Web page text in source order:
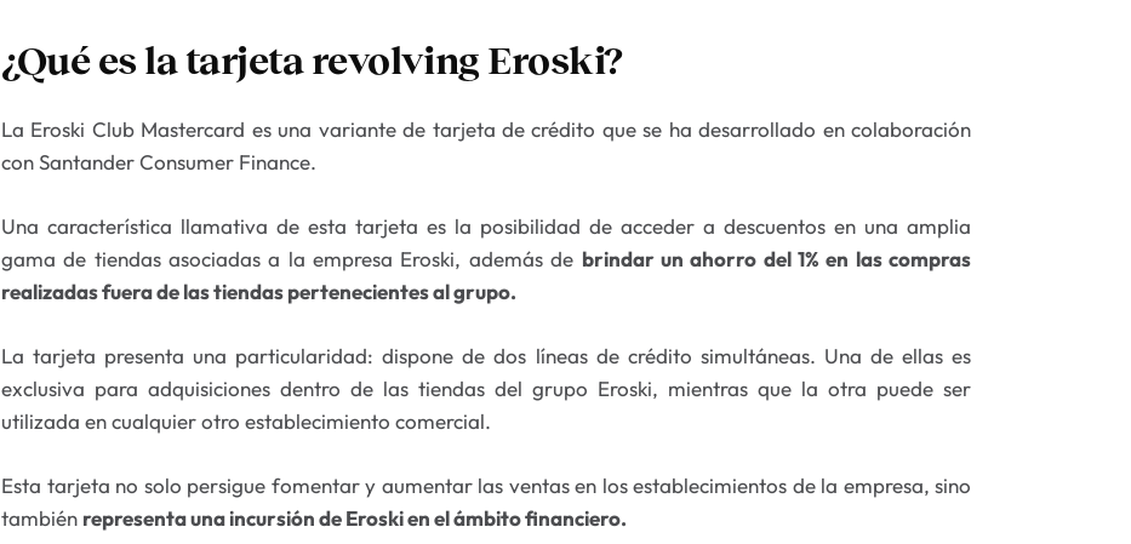
¿Qué es la tarjeta revolving Eroski?
La Eroski Club Mastercard es una variante de tarjeta de crédito que se ha desarrollado en colaboración
con Santander Consumer Finance.
Una característica llamativa de esta tarjeta es la posibilidad de acceder a descuentos en una amplia
gama de tiendas asociadas a la empresa Eroski, además de brindar un ahorro del 1% en las compras
realizadas fuera de las tiendas pertenecientes al grupo.
La tarjeta presenta una particularidad: dispone de dos líneas de crédito simultáneas. Una de ellas es
exclusiva para adquisiciones dentro de las tiendas del grupo Eroski, mientras que la otra puede ser
utilizada en cualquier otro establecimiento comercial.
Esta tarjeta no solo persigue fomentar y aumentar las ventas en los establecimientos de la empresa, sino
también representa una incursión de Eroski en el ámbito financiero.